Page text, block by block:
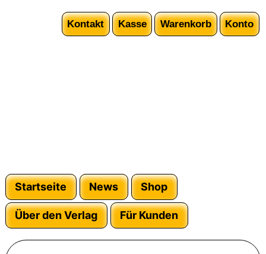
Kontakt Kasse Warenkorb Konto
Startseite News Shop
Über den Verlag Für Kunden